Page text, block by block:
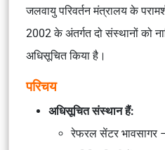
जलवायु परिवर्तन मंत्रालय के
2002 के अंतर्गत दो संस्थानों को
अधिसूचित किया है।
परिचय
अधिसूचित संस्थान हैं:
रेफरल सेंटर भावसागर